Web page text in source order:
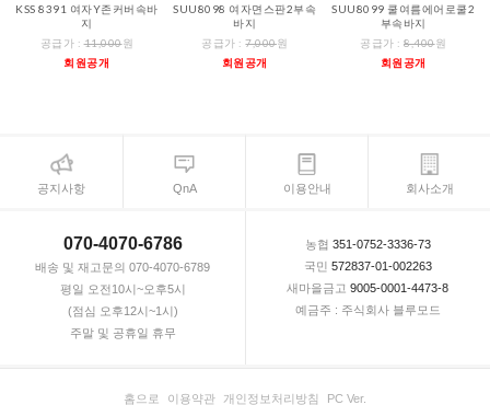
KSS 8391 여자Y존커버속바
지
공급가 :11,000원
회원공개
SUU8098 여자면스판2부속
바지
공급가 :7,000원
회원공개
SUU8099 쿨여름에어로쿨2
부속바지
공급가 :8,400원
회원공개
공지사항 QnA 이용안내 회사소개
070-4070-6786
배송 및 재고문의 070-4070-6789
평일 오전10시~오후5시
(점심 오후12시~1시)
주말 및 공휴일 휴무
농협 351-0752-3336-73
국민 572837-01-002263
새마을금고 9005-0001-4473-8
예금주 : 주식회사 블루모드
홈으로 이용약관 개인정보처리방침 PC Ver.